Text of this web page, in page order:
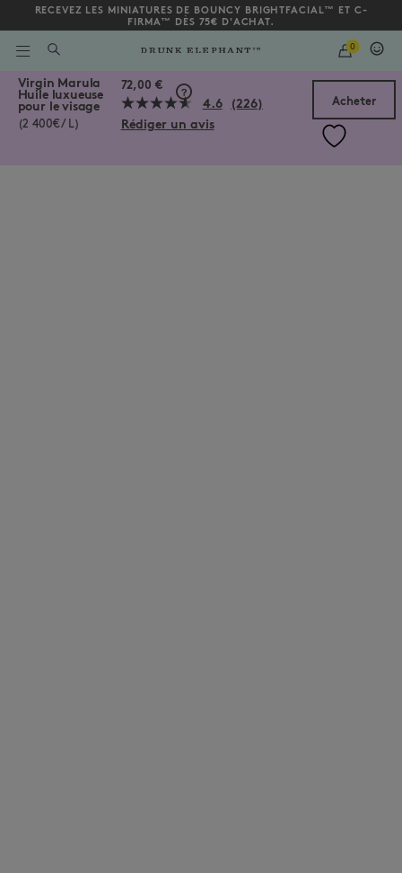
RECEVEZ LES MINIATURES DE BOUNCY BRIGHTFACIAL™ ET C-
FIRMA™ DÈS 75€ D'ACHAT.
SAISIR
MOT
CLÉ
OU
UN
NUMÉRO
0
Bas de la page
/fr/fr/routinepostpilates/virgin-marula-huile-luxueuse-pour-le-
Virgin Marula
Huile luxueuse
pour le visage
(2 400€ / L)
72,00 €
4.6 Lire
(226)
Rédiger un avis
Acheter